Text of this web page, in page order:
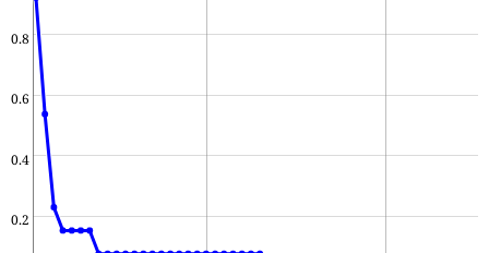
0.2
0.4
0.6
0.8